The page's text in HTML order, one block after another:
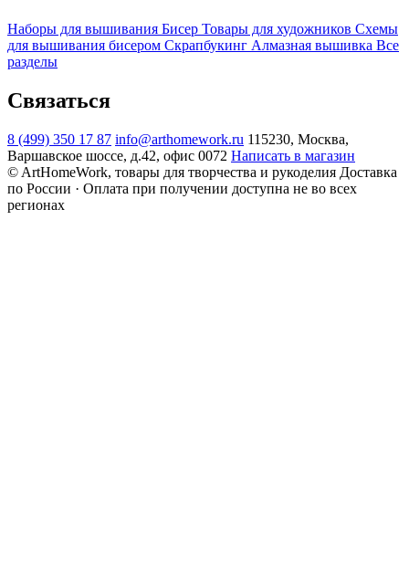
Наборы для вышивания Бисер Товары для художников Схемы
для вышивания бисером Скрапбукинг Алмазная вышивка Все
разделы
Связаться
8 (499) 350 17 87 info@arthomework.ru 115230, Москва,
Варшавское шоссе, д.42, офис 0072 Написать в магазин
© ArtHomeWork, товары для творчества и рукоделия Доставка
по России · Оплата при получении доступна не во всех
регионах